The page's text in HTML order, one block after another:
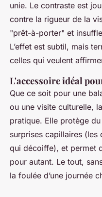
unie. Le contraste est
contre la rigueur de la
"prêt-à-porter" et
L’effet est subtil, mais
celles qui veulent
L'accessoire idéal
Que ce soit pour une
ou une visite culturelle,
pratique. Elle protège
surprises capillaires
qui décoiffe), et permet
pour autant. Le tout,
la foulée d’une journée